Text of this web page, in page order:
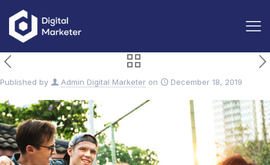
Published by Admin Digital Marketer on December 18, 2019